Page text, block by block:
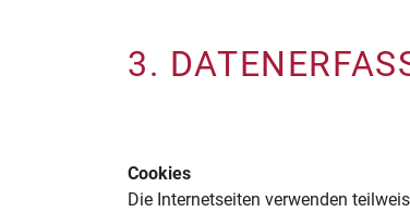
3.
Cookies
Die Internetseiten verwenden